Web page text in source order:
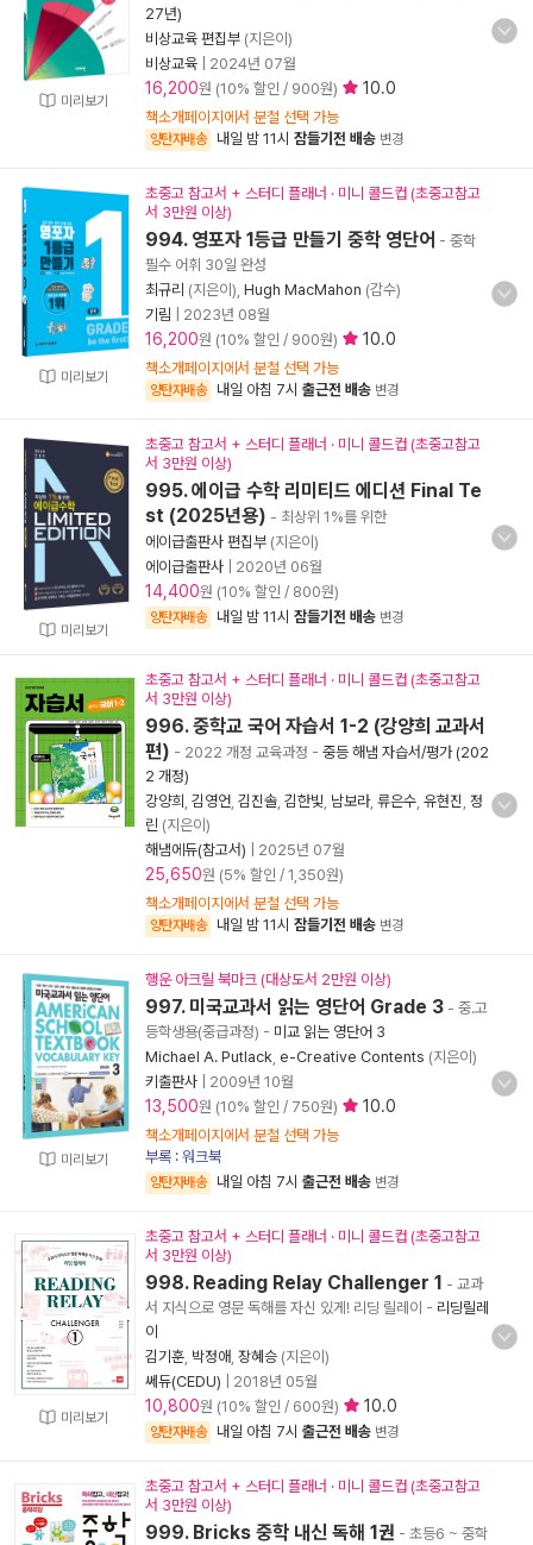
미리보기
27년)
비상교육 편집부 (지은이)
비상교육
2024년 07월
16,200원 (10% 할인 / 900원) 10.0
책소개페이지에서 분철 선택 가능
양탄자배송 내일 밤 11시 잠들기전 배송 변경
미리보기
초중고 참고서 + 스터디 플래너 · 미니 콜드컵 (초중고참고
서 3만원 이상)
994. 영포자 1등급 만들기 중학 영단어 - 중학
필수 어휘 30일 완성
최규리 (지은이), Hugh MacMahon (감수)
기림
2023년 08월
16,200원 (10% 할인 / 900원) 10.0
책소개페이지에서 분철 선택 가능
양탄자배송 내일 아침 7시 출근전 배송 변경
미리보기
초중고 참고서 + 스터디 플래너 · 미니 콜드컵 (초중고참고
서 3만원 이상)
995. 에이급 수학 리미티드 에디션 Final Te
st (2025년용) - 최상위 1%를 위한
에이급출판사 편집부 (지은이)
에이급출판사
2020년 06월
14,400원 (10% 할인 / 800원)
양탄자배송 내일 밤 11시 잠들기전 배송 변경
초중고 참고서 + 스터디 플래너 · 미니 콜드컵 (초중고참고
서 3만원 이상)
996. 중학교 국어 자습서 1-2 (강양희 교과서
편) - 2022 개정 교육과정 - 중등 해냄 자습서/평가 (202
2 개정)
강양희 김영언 김진솔 김한빛 남보라, 류은수 유현진 정
린 (지은이)
해냄에듀(참고서)
2025년 07월
25,650원 (5% 할인 / 1,350원)
책소개페이지에서 분철 선택 가능
양탄자배송 내일 밤 11시 잠들기전 배송 변경
미리보기
행운 아크릴 북마크 (대상도서 2만원 이상)
997. 미국교과서 읽는 영단어 Grade 3 - 중.고
등학생용(중급과정) - 미교 읽는 영단어 3
Michael A. Putlack e-Creative Contents (지은이)
키출판사
2009년 10월
13,500원 (10% 할인 / 750원) 10.0
책소개페이지에서 분철 선택 가능
부록 : 워크북
양탄자배송 내일 아침 7시 출근전 배송 변경
미리보기
초중고 참고서 + 스터디 플래너 · 미니 콜드컵 (초중고참고
서 3만원 이상)
998. Reading Relay Challenger 1 - 교과
서 지식으로 영문 독해를 자신 있게! 리딩 릴레이 - 리딩릴레
이
김기훈 박정애 장혜승 (지은이)
쎄듀(CEDU)
2018년 05월
10,800원 (10% 할인 / 600원) 10.0
양탄자배송 내일 아침 7시 출근전 배송 변경
초중고 참고서 + 스터디 플래너 · 미니 콜드컵 (초중고참고
서 3만원 이상)
999. Bricks 중학 내신 독해 1권 - 초등6 ~ 중학